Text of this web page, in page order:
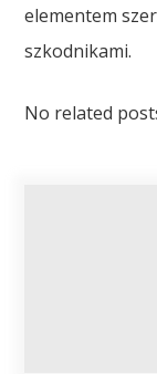
elementem
szkodnikami.
No related